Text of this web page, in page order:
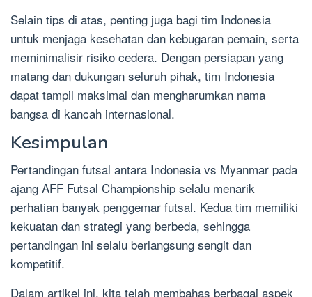
Selain tips di atas, penting juga bagi tim Indonesia
untuk menjaga kesehatan dan kebugaran pemain, serta
meminimalisir risiko cedera. Dengan persiapan yang
matang dan dukungan seluruh pihak, tim Indonesia
dapat tampil maksimal dan mengharumkan nama
bangsa di kancah internasional.
Kesimpulan
Pertandingan futsal antara Indonesia vs Myanmar pada
ajang AFF Futsal Championship selalu menarik
perhatian banyak penggemar futsal. Kedua tim memiliki
kekuatan dan strategi yang berbeda, sehingga
pertandingan ini selalu berlangsung sengit dan
kompetitif.
Dalam artikel ini, kita telah membahas berbagai aspek